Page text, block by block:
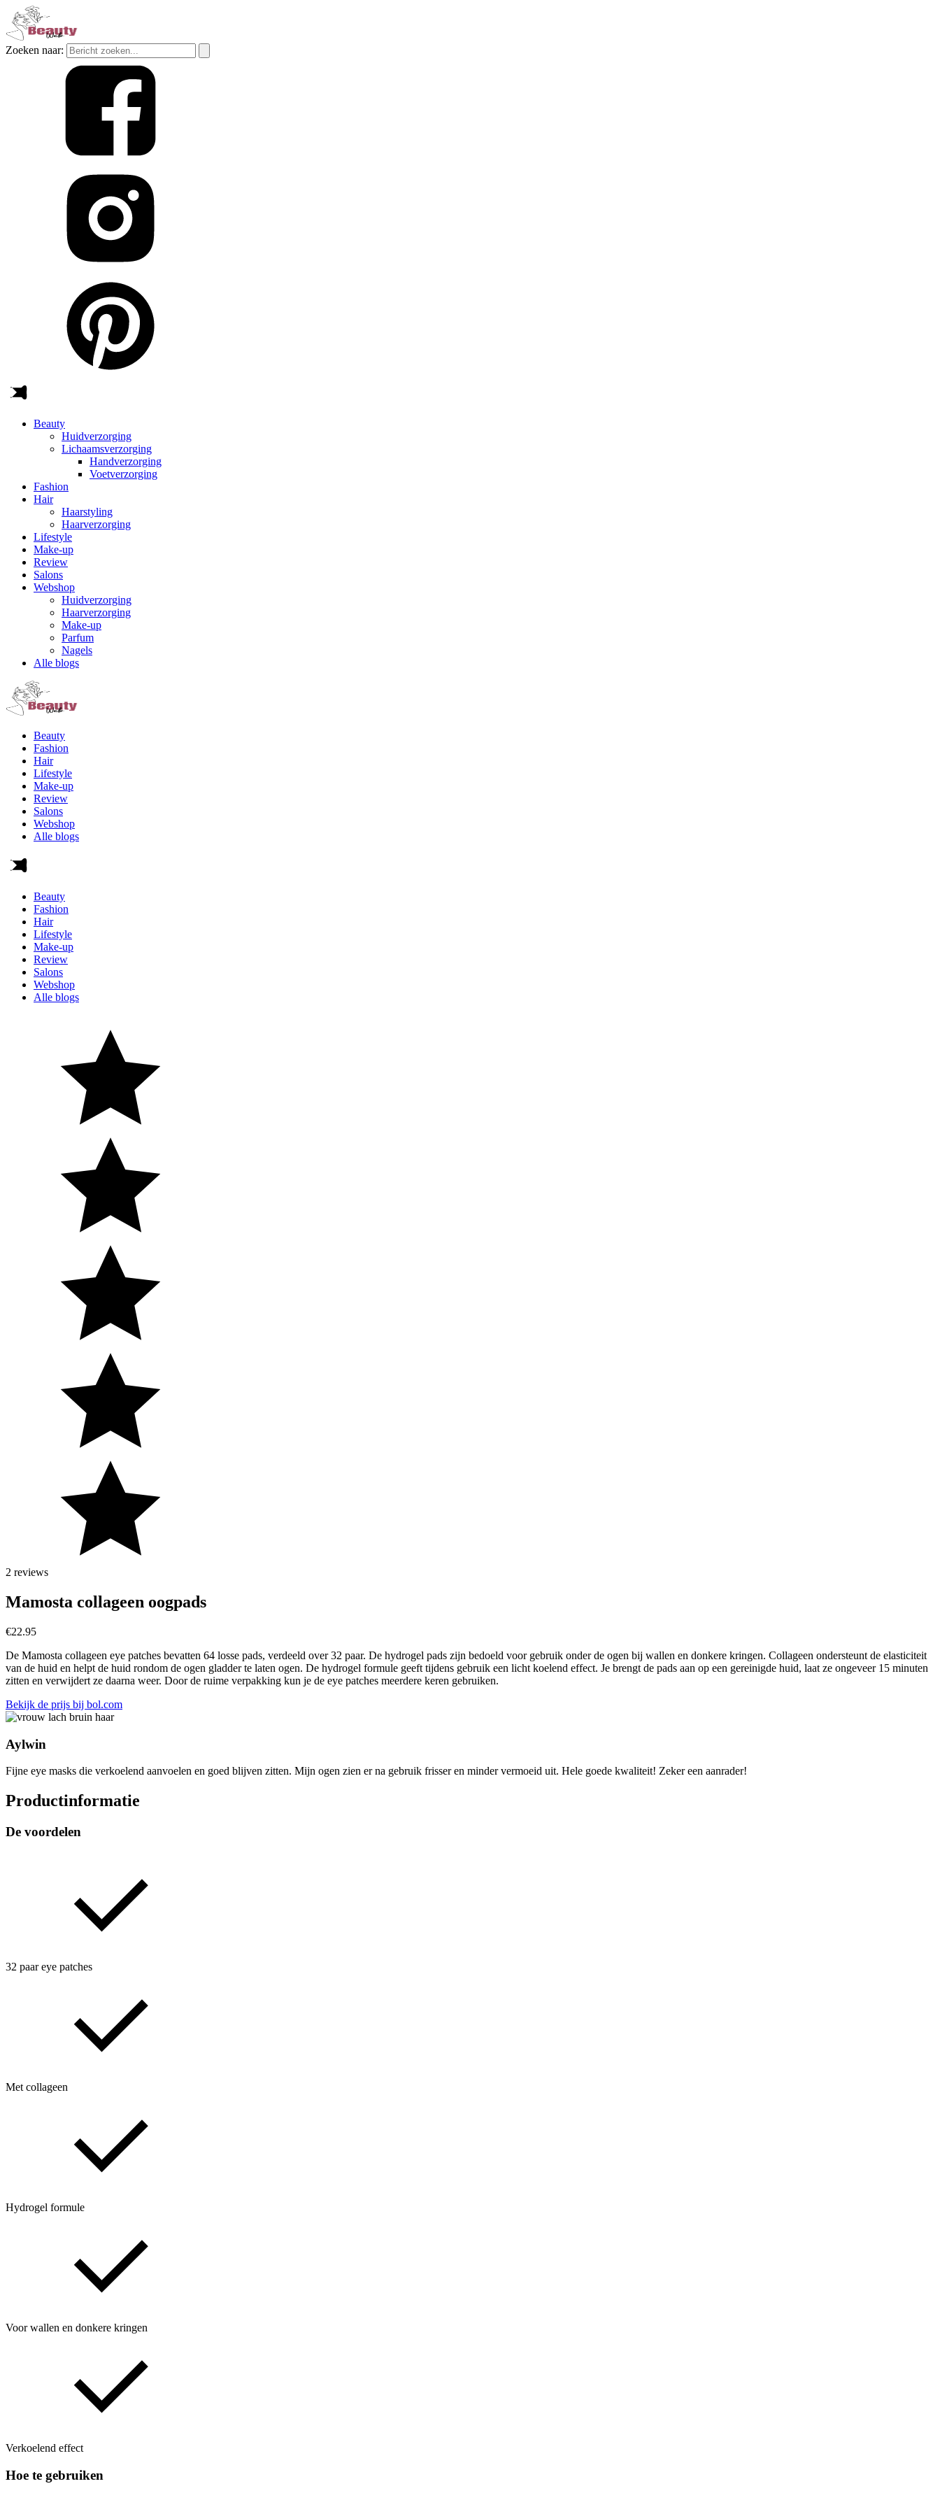
Zoeken naar:
Beauty
Huidverzorging
Lichaamsverzorging
Handverzorging
Voetverzorging
Fashion
Hair
Haarstyling
Haarverzorging
Lifestyle
Make-up
Review
Salons
Webshop
Huidverzorging
Haarverzorging
Make-up
Parfum
Nagels
Alle blogs
Beauty
Fashion
Hair
Lifestyle
Make-up
Review
Salons
Webshop
Alle blogs
Beauty
Fashion
Hair
Lifestyle
Make-up
Review
Salons
Webshop
Alle blogs
2 reviews
Mamosta collageen oogpads
€22.95
De Mamosta collageen eye patches bevatten 64 losse pads, verdeeld over 32 paar. De hydrogel pads zijn bedoeld voor gebruik onder de ogen bij wallen en donkere kringen. Collageen ondersteunt de elasticiteit
van de huid en helpt de huid rondom de ogen gladder te laten ogen. De hydrogel formule geeft tijdens gebruik een licht koelend effect. Je brengt de pads aan op een gereinigde huid, laat ze ongeveer 15 minuten
zitten en verwijdert ze daarna weer. Door de ruime verpakking kun je de eye patches meerdere keren gebruiken.
Bekijk de prijs bij bol.com
Aylwin
Fijne eye masks die verkoelend aanvoelen en goed blijven zitten. Mijn ogen zien er na gebruik frisser en minder vermoeid uit. Hele goede kwaliteit! Zeker een aanrader!
Productinformatie
De voordelen
32 paar eye patches
Met collageen
Hydrogel formule
Voor wallen en donkere kringen
Verkoelend effect
Hoe te gebruiken